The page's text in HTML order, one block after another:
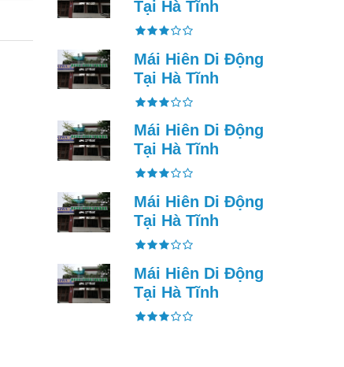
Tại Hà Tĩnh
Mái Hiên Di Động
Tại Hà Tĩnh
Mái Hiên Di Động
Tại Hà Tĩnh
Mái Hiên Di Động
Tại Hà Tĩnh
Mái Hiên Di Động
Tại Hà Tĩnh